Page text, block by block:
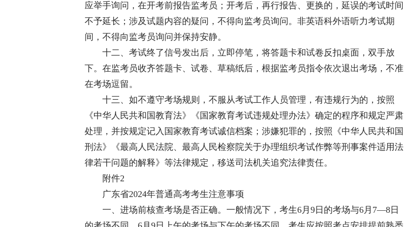
应举手询问，在开考前报告监考员；开考后，再行报告、更换的，延误的考试时间
不予延长；涉及试题内容的疑问，不得向监考员询问。非英语科外语听力考试期
间，不得向监考员询问并保持安静。
十二、考试终了信号发出后，立即停笔，将答题卡和试卷反扣桌面，双手放
下。在监考员收齐答题卡、试卷、草稿纸后，根据监考员指令依次退出考场，不准
在考场逗留。
十三、如不遵守考场规则，不服从考试工作人员管理，有违规行为的，按照
《中华人民共和国教育法》《国家教育考试违规处理办法》确定的程序和规定严肃
处理，并按规定记入国家教育考试诚信档案；涉嫌犯罪的，按照《中华人民共和国
刑法》《最高人民法院、最高人民检察院关于办理组织考试作弊等刑事案件适用法
律若干问题的解释》等法律规定，移送司法机关追究法律责任。
附件2
广东省2024年普通高考考生注意事项
一、进场前核查考场是否正确。一般情况下，考生6月9日的考场与6月7—8日